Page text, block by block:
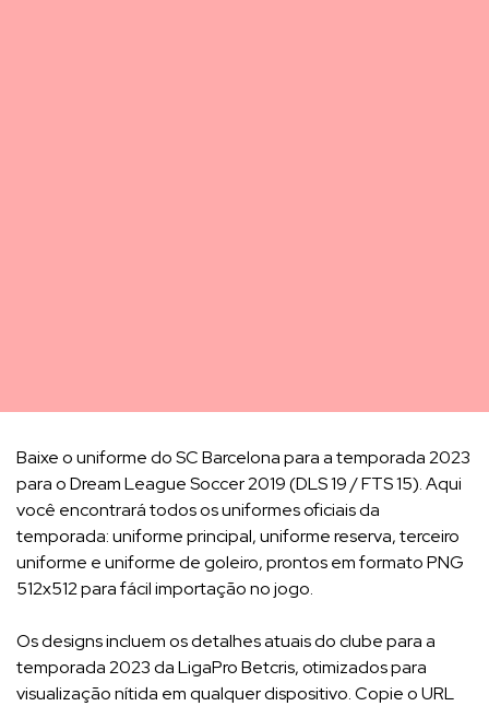
Baixe o uniforme do SC Barcelona para a temporada 2023
para o Dream League Soccer 2019 (DLS 19 / FTS 15). Aqui
você encontrará todos os uniformes oficiais da
temporada: uniforme principal, uniforme reserva, terceiro
uniforme e uniforme de goleiro, prontos em formato PNG
512x512 para fácil importação no jogo.
Os designs incluem os detalhes atuais do clube para a
temporada 2023 da LigaPro Betcris, otimizados para
visualização nítida em qualquer dispositivo. Copie o URL